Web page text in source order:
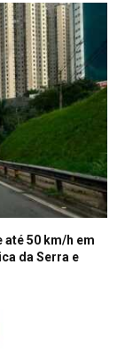
até 50 km/h em
da Serra e